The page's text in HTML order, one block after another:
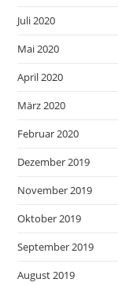
Juli 2020
Mai 2020
April 2020
März 2020
Februar 2020
Dezember 2019
November 2019
Oktober 2019
September 2019
August 2019